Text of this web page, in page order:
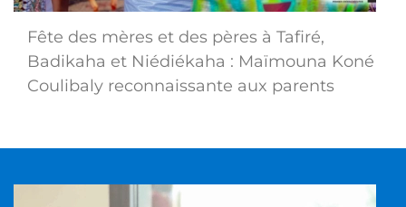
Fête des mères et des pères à Tafiré,
Badikaha et Niédiékaha : Maïmouna Koné
Coulibaly reconnaissante aux parents